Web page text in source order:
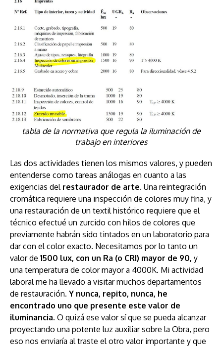
tabla de la normativa que regula la iluminación de
trabajo en interiores
Las dos actividades tienen los mismos valores, y pueden
entenderse como tareas análogas en cuanto a las
exigencias del restaurador de arte. Una reintegración
cromática requiere una inspección de colores muy fina, y
una restauración de un textil histórico requiere que el
técnico efectué un zurcido con hilos de colores que
previamente habrán sido tintados en un laboratorio para
dar con el color exacto. Necesitamos por lo tanto un
valor de 1500 lux, con un Ra (o CRI) mayor de 90, y
una temperatura de color mayor a 4000K. Mi actividad
laboral me ha llevado a visitar muchos departamentos
de restauración. Y nunca, repito, nunca, he
encontrado uno que presente este valor de
iluminancia. O quizá ese valor sí que se pueda alcanzar
proyectando una potente luz auxiliar sobre la Obra, pero
eso nos enviaría al traste el otro valor importante y que